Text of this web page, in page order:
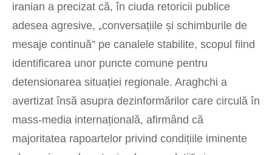
iranian a precizat că, în ciuda retoricii publice
adesea agresive, „conversațiile și schimburile de
mesaje continuă” pe canalele stabilite, scopul fiind
identificarea unor puncte comune pentru
detensionarea situației regionale. Araghchi a
avertizat însă asupra dezinformărilor care circulă în
mass-media internațională, afirmând că
majoritatea rapoartelor privind condițiile iminente